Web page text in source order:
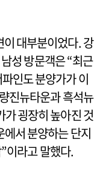
대부분이었다. 강
성 방문객은 “최근
인도 분양가가 이
진뉴타운과 흑석뉴
굉장히 높아진 것
서 분양하는 단지
이라고 말했다.